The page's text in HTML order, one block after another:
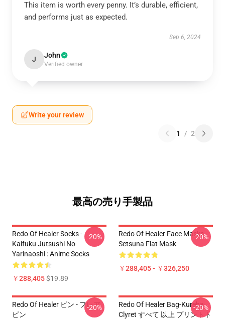
This item is worth every penny. It’s durable, efficient,
and performs just as expected.
Sep 6, 2024
J John
Verified owner
Write your review
1 / 2
最高の売り手製品
Redo Of Healer Socks -
Kaifuku Jutsushi No
Yarinaoshi : Anime Socks
￥288,405$19.89
-20%
Redo Of Healer Face Masks -
Setsuna Flat Mask
￥288,405 - ￥326,250
-20%
Redo Of Healer ピン - フレア
ピン
-20%
Redo Of Healer Bag-Kureha
Clyret すべて 以上 プリントト
-20%